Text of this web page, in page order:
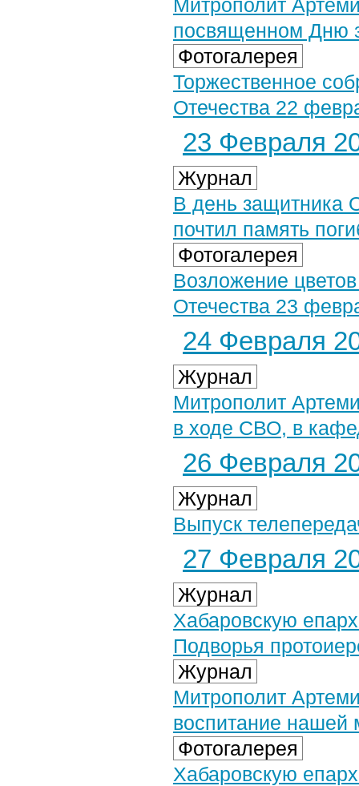
Митрополит
посвященном Дню
Фотогалерея
Торжественное
Отечества 22
23 Февраля
Журнал
В день защитника
почтил память
Фотогалерея
Возложение
Отечества 23
24 Февраля
Журнал
Митрополит
в ходе СВО, в
26 Февраля
Журнал
Выпуск
27 Февраля
Журнал
Хабаровскую
Подворья
Журнал
Митрополит
воспитание нашей
Фотогалерея
Хабаровскую